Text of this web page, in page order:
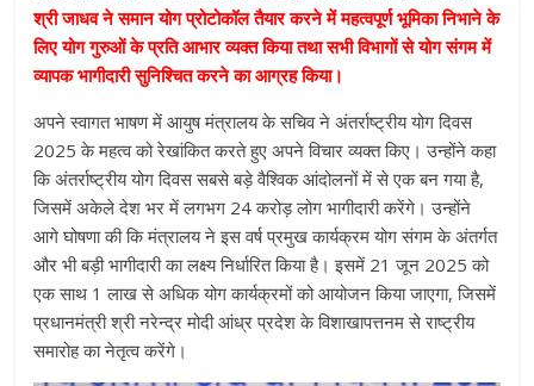
श्री जाधव ने समान योग प्रोटोकॉल तैयार करने में महत्वपूर्ण भूमिका निभाने के
लिए योग गुरुओं के प्रति आभार व्यक्त किया तथा सभी विभागों से योग संगम में
व्यापक भागीदारी सुनिश्चित करने का आग्रह किया।
अपने स्वागत भाषण में आयुष मंत्रालय के सचिव ने अंतर्राष्ट्रीय योग दिवस
2025 के महत्व को रेखांकित करते हुए अपने विचार व्यक्त किए। उन्होंने कहा
कि अंतर्राष्ट्रीय योग दिवस सबसे बड़े वैश्विक आंदोलनों में से एक बन गया है,
जिसमें अकेले देश भर में लगभग 24 करोड़ लोग भागीदारी करेंगे। उन्होंने
आगे घोषणा की कि मंत्रालय ने इस वर्ष प्रमुख कार्यक्रम योग संगम के अंतर्गत
और भी बड़ी भागीदारी का लक्ष्य निर्धारित किया है। इसमें 21 जून 2025 को
एक साथ 1 लाख से अधिक योग कार्यक्रमों को आयोजन किया जाएगा, जिसमें
प्रधानमंत्री श्री नरेन्द्र मोदी आंध्र प्रदेश के विशाखापत्तनम से राष्ट्रीय
समारोह का नेतृत्व करेंगे।